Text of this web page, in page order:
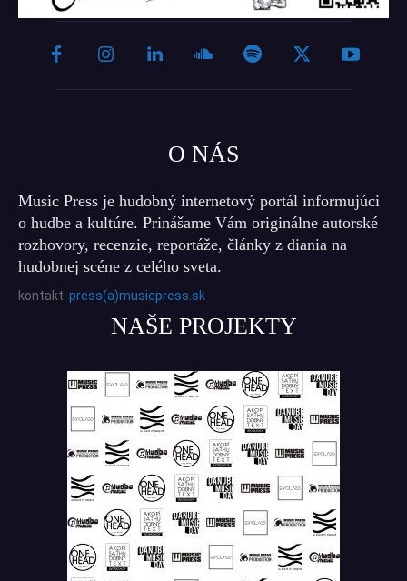
O NÁS
Music Press je hudobný internetový portál informujúci
o hudbe a kultúre. Prinášame Vám originálne autorské
rozhovory, recenzie, reportáže, články z diania na
hudobnej scéne z celého sveta.
kontakt: press(a)musicpress.sk
NAŠE PROJEKTY